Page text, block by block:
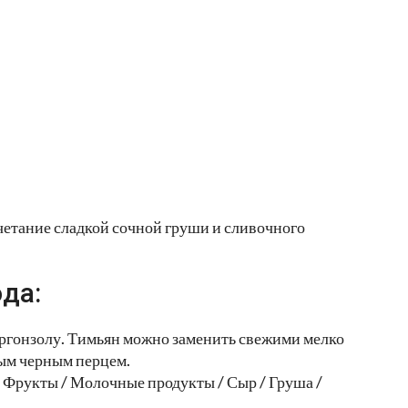
сладкой сочной груши и сливочного
Тимьян можно заменить свежими мелко
черным перцем.
/ Молочные продукты / Сыр / Груша /